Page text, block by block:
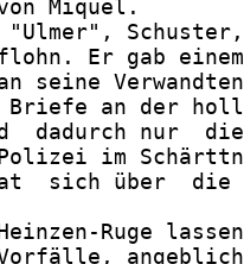
Miquel.
Er gab
seine
an der
dadurch nur
im
sich über
Ruge